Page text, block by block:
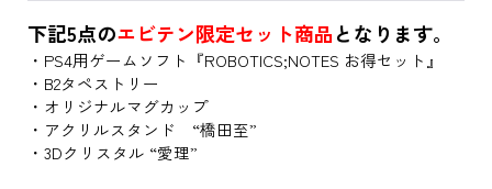
下記5点のエビテン限定セット商品となります。
・PS4用ゲームソフト『ROBOTICS;NOTES お得セット』
・B2タペストリー
・オリジナルマグカップ
・アクリルスタンド “橋田至”
・3Dクリスタル “愛理”